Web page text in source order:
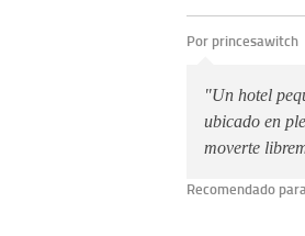
Por princesawitch
"Un hotel
ubicado en
moverte
Recomendado